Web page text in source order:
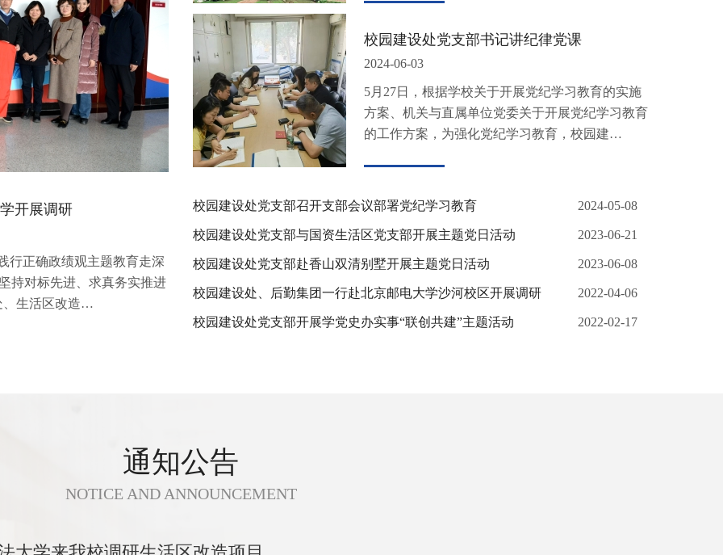
造项目
开展调研
行正确政绩观主题教育走深
持对标先进、求真务实推进
、生活区改造…
校园建设处党支部书记讲纪律党课
2024-06-03
5月27日，根据学校关于开展党纪学习教育的实施
方案、机关与直属单位党委关于开展党纪学习教育
的工作方案，为强化党纪学习教育，校园建…
校园建设处党支部召开支部会议部署党纪学习教育 2024-05-08
校园建设处党支部与国资生活区党支部开展主题党日活动 2023-06-21
校园建设处党支部赴香山双清别墅开展主题党日活动 2023-06-08
校园建设处、后勤集团一行赴北京邮电大学沙河校区开展调研 2022-04-06
校园建设处党支部开展学党史办实事“联创共建”主题活动 2022-02-17
通知公告
NOTICE AND ANNOUNCEMENT